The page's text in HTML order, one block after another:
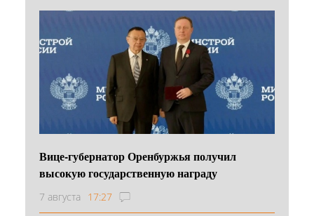
Вице-губернатор Оренбуржья получил
высокую государственную награду
7 августа 17:27